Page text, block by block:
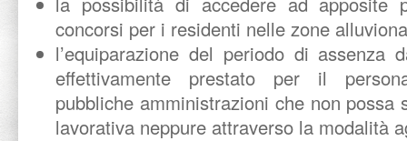
concorsi per i residenti nelle zone
l’equiparazione del periodo di assenza
effettivamente prestato per il
pubbliche amministrazioni che non possa
lavorativa neppure attraverso la modalità